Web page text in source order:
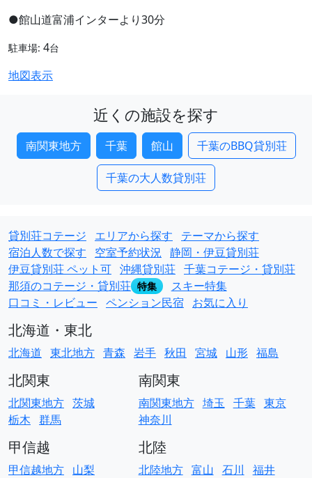
●館山道富浦インターより30分
駐車場: 4台
地図表示
近くの施設を探す
南関東地方 千葉 館山 千葉のBBQ貸別荘
千葉の大人数貸別荘
貸別荘コテージ エリアから探す
テーマから探す
宿泊人数で探す
空室予約状況 静岡・伊豆貸別荘
伊豆貸別荘 ペット可 沖縄貸別荘 千葉コテージ・貸別荘
那須のコテージ・貸別荘 特集
スキー特集
口コミ・レビュー ペンション民宿 お気に入り
北海道・東北
北海道 東北地方 青森 岩手 秋田 宮城 山形 福島
北関東
北関東地方 茨城
栃木 群馬
南関東
南関東地方 埼玉 千葉 東京
神奈川
甲信越
甲信越地方 山梨
北陸
北陸地方 富山 石川 福井